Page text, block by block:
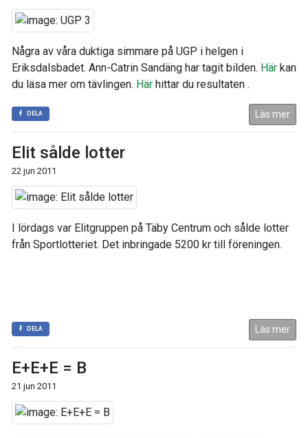
Några av våra duktiga simmare på UGP i helgen i
Eriksdalsbadet. Ann-Catrin Sandäng har tagit bilden. Här kan
du läsa mer om tävlingen. Här hittar du resultaten .
DELA Läs mer
Elit sålde lotter
22 jun 2011
I lördags var Elitgruppen på Täby Centrum och sålde lotter
från Sportlotteriet. Det inbringade 5200 kr till föreningen.
DELA Läs mer
E+E+E = B
21 jun 2011